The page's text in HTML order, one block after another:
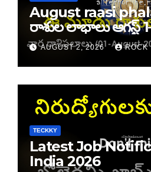
August raasi
రాశుల లాభాలు ఆగస్ట్
రాశి ఫలాలు
AUGUST 2, 2026 ROCK
TECKKY
Latest Job
India 2026